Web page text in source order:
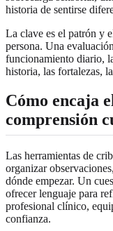
historia de sentirse
La clave es el patrón y
persona. Una
funcionamiento diario,
historia, las fortalezas,
Cómo encaja
comprensión
Las herramientas de
organizar
dónde empezar. Un
ofrecer lenguaje para
profesional clínico,
confianza.